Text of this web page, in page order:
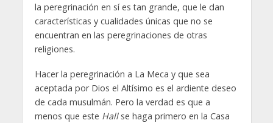
la peregrinación en sí es tan grande, que le dan
características y cualidades únicas que no se
encuentran en las peregrinaciones de otras
religiones.
Hacer la peregrinación a La Meca y que sea
aceptada por Dios el Altísimo es el ardiente deseo
de cada musulmán. Pero la verdad es que a
menos que este Hall se haga primero en la Casa